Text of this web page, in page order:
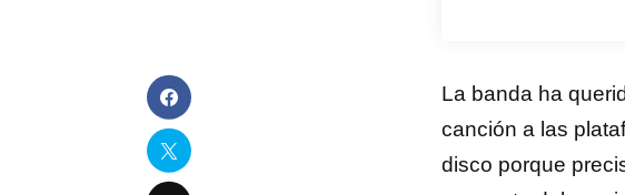
La banda ha
canción a las
disco porque